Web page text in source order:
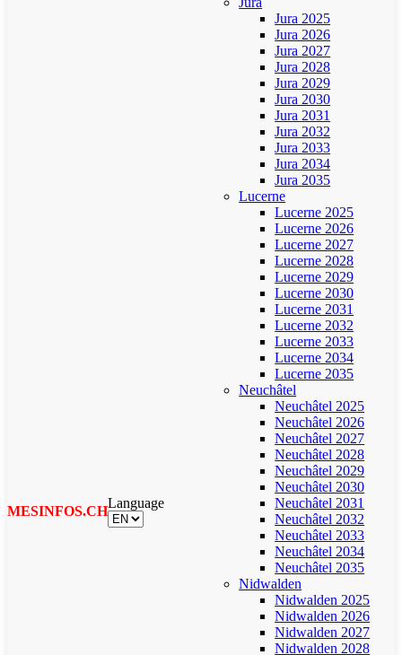
MESINFOS.CH
Language
Jura 2025
Jura 2026
Jura 2027
Jura 2028
Jura 2029
Jura 2030
Jura 2031
Jura 2032
Jura 2033
Jura 2034
Jura 2035
Lucerne
Lucerne 2025
Lucerne 2026
Lucerne 2027
Lucerne 2028
Lucerne 2029
Lucerne 2030
Lucerne 2031
Lucerne 2032
Lucerne 2033
Lucerne 2034
Lucerne 2035
Neuchâtel
Neuchâtel 2025
Neuchâtel 2026
Neuchâtel 2027
Neuchâtel 2028
Neuchâtel 2029
Neuchâtel 2030
Neuchâtel 2031
Neuchâtel 2032
Neuchâtel 2033
Neuchâtel 2034
Neuchâtel 2035
Nidwalden
Nidwalden 2025
Nidwalden 2026
Nidwalden 2027
Nidwalden 2028